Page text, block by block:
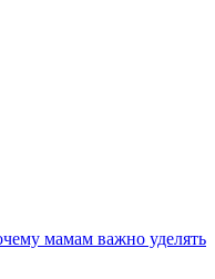
мамам важно уделять